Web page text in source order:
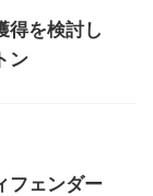
得を検討し
ン
フェンダー